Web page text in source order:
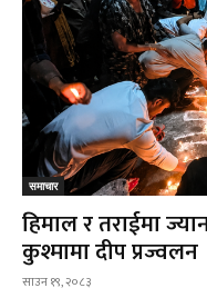
समाचार
हिमाल र तराईमा
कुश्मामा दीप प्रज्वलन
साउन १९, २०८३